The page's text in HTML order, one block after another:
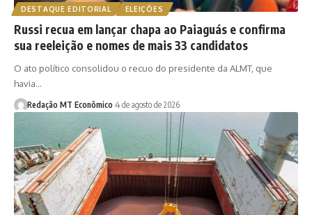
DESTAQUE EDITORIAL ELEIÇÕES
Russi recua em lançar chapa ao Paiaguás e confirma
sua reeleição e nomes de mais 33 candidatos
O ato político consolidou o recuo do presidente da ALMT, que
havia…
Redação MT Econômico 4 de agosto de 2026